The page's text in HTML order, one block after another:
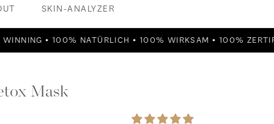
SKIN-ANALYZER
NATÜRLICH • 100% WIRKSAM • 100%
Mask